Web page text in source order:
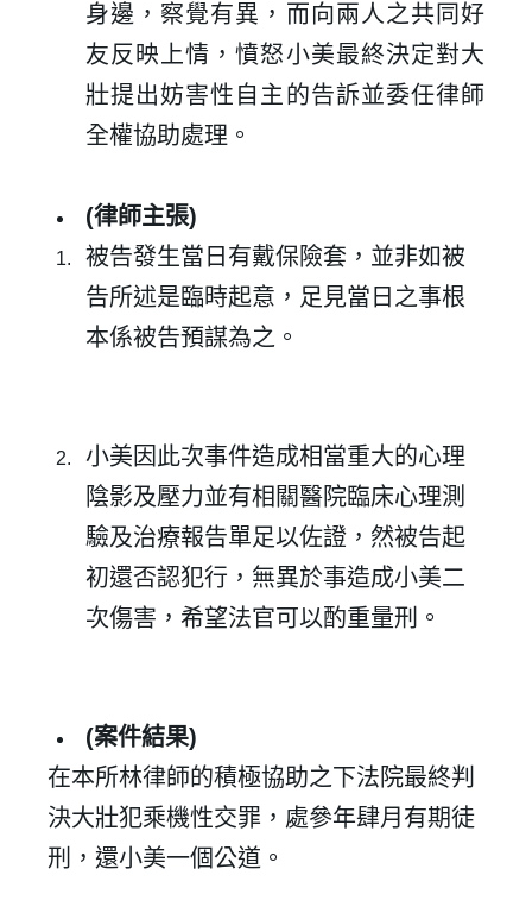
身邊，察覺有異，而向兩人之共同好
友反映上情，憤怒小美最終決定對大
壯提出妨害性自主的告訴並委任律師
全權協助處理。
(律師主張)
被告發生當日有戴保險套，並非如被
告所述是臨時起意，足見當日之事根
本係被告預謀為之。
小美因此次事件造成相當重大的心理
陰影及壓力並有相關醫院臨床心理測
驗及治療報告單足以佐證，然被告起
初還否認犯行，無異於事造成小美二
次傷害，希望法官可以酌重量刑。
(案件結果)
在本所林律師的積極協助之下法院最終判
決大壯犯乘機性交罪，處參年肆月有期徒
刑，還小美一個公道。